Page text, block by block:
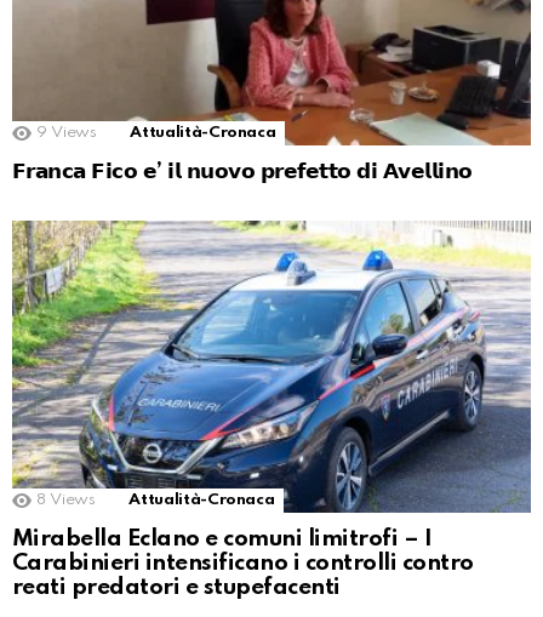
9 Views Attualità-Cronaca
𝗙𝗿𝗮𝗻𝗰𝗮 𝗙𝗶𝗰𝗼 𝗲’ 𝗶𝗹 𝗻𝘂𝗼𝘃𝗼 𝗽𝗿𝗲𝗳𝗲𝘁𝘁𝗼 𝗱𝗶 𝗔𝘃𝗲𝗹𝗹𝗶𝗻𝗼
8 Views Attualità-Cronaca
Mirabella Eclano e comuni limitrofi – I
Carabinieri intensificano i controlli contro
reati predatori e stupefacenti